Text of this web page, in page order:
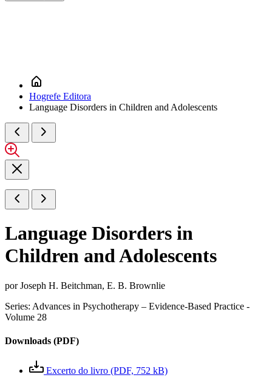
Hogrefe Editora
Language Disorders in Children and Adolescents
Language Disorders in
Children and Adolescents
porJoseph H. Beitchman, E. B. Brownlie
Series: Advances in Psychotherapy – Evidence-Based Practice -
Volume 28
Downloads (PDF)
Excerto do livro (PDF, 752 kB)